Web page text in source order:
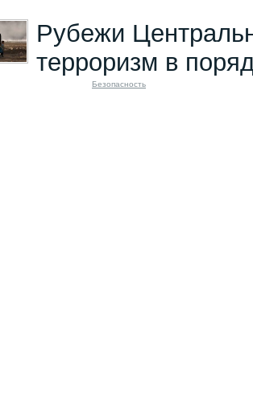
Рубежи
терроризм в
Безопасность